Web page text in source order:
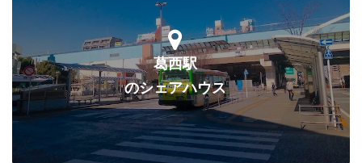
葛西駅
のシェアハウス